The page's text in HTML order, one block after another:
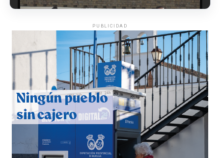
CUARTA CORRIDA DE LAS FIESTAS COLOMBINAS
2026
hace 5 días·Huelvatv
PUBLICIDAD